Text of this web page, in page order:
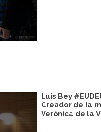
Luis Bey
Creador de la
Verónica de la